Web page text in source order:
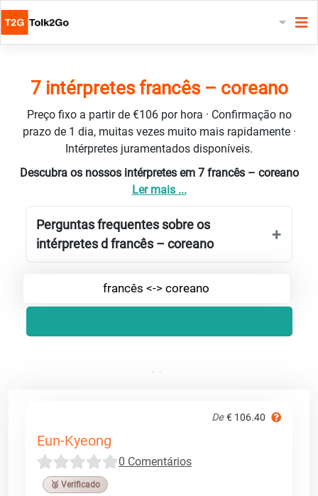
7 intérpretes francês – coreano
Preço fixo a partir de €106 por hora · Confirmação no
prazo de 1 dia, muitas vezes muito mais rapidamente ·
Intérpretes juramentados disponíveis.
Descubra os nossos intérpretes em 7 francês – coreano
Ler mais ...
Perguntas frequentes sobre os
intérpretes d francês – coreano
francês <-> coreano
De € 106.40
Eun-Kyeong
0 Comentários
🥉 Verificado